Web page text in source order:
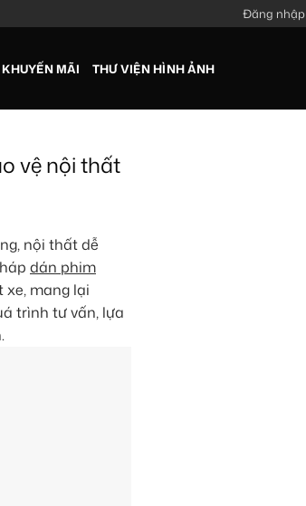
Đăng nhập
KHUYẾN MÃI THƯ VIỆN HÌNH ẢNH
vệ nội thất
nội thất dễ
dán phim
mang lại
trình tư vấn, lựa